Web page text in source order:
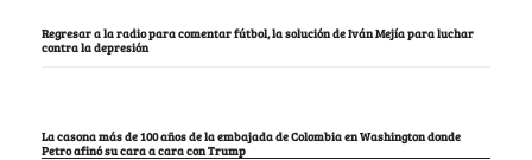
Regresar a la radio para comentar fútbol, la solución de Iván Mejía para luchar
contra la depresión
La casona más de 100 años de la embajada de Colombia en Washington donde
Petro afinó su cara a cara con Trump